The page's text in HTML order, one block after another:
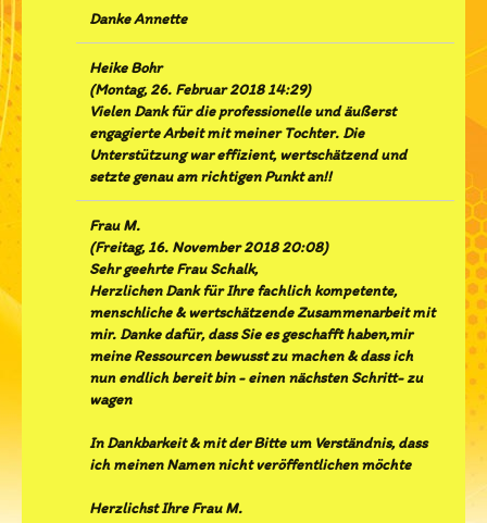
Danke Annette
Heike Bohr
(Montag, 26. Februar 2018 14:29)
Vielen Dank für die professionelle und äußerst
engagierte Arbeit mit meiner Tochter. Die
Unterstützung war effizient, wertschätzend und
setzte genau am richtigen Punkt an!!
Frau M.
(Freitag, 16. November 2018 20:08)
Sehr geehrte Frau Schalk,
Herzlichen Dank für Ihre fachlich kompetente,
menschliche & wertschätzende Zusammenarbeit mit
mir. Danke dafür, dass Sie es geschafft haben,mir
meine Ressourcen bewusst zu machen & dass ich
nun endlich bereit bin - einen nächsten Schritt- zu
wagen
In Dankbarkeit & mit der Bitte um Verständnis, dass
ich meinen Namen nicht veröffentlichen möchte
Herzlichst Ihre Frau M.